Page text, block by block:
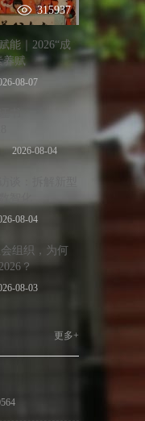
315937
能｜2026“成
养赋
08-07
书
2026-08-04
08-04
组织，为何
？
08-03
更多+